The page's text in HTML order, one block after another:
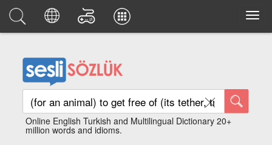
Online English Turkish and Multilingual Dictionary 20+
million words and idioms.